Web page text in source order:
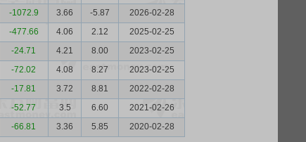
-1072.9 3.66 -5.87
2026-02-28
-477.66 4.06 2.12
2025-02-25
-24.71 4.21 8.00
2023-02-25
-72.02 4.08 8.27
2023-02-25
-17.81 3.72 8.81
2022-02-28
-52.77 3.5 6.60
2021-02-26
-66.81 3.36 5.85 2020-02-28